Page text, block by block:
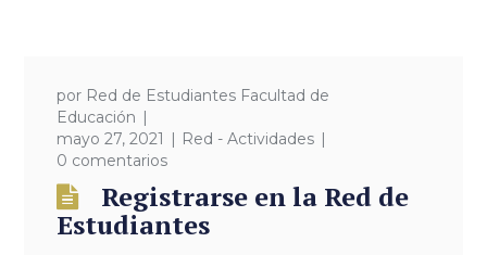
por Red de Estudiantes Facultad de
Educación
mayo 27, 2021
Red - Actividades
0 comentarios
Registrarse en la Red de
Estudiantes